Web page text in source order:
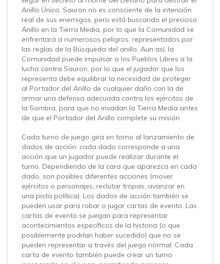
Anillo Único. Sauron no es consciente de la intención
real de sus enemigos, pero está buscando el precioso
Anillo en la Tierra Media, por lo que la Comunidad se
enfrentará a numerosos peligros, representados por
las reglas de la Búsqueda del anillo. Aun así, la
Comunidad puede impulsar a los Pueblos Libres a la
lucha contra Sauron, por lo que el jugador que los
representa debe equilibrar la necesidad de proteger
al Portador del Anillo de cualquier daño con la de
armar una defensa adecuada contra los ejércitos de
la Sombra, para que no invadan la Tierra Media antes
de que el Portador del Anillo complete su misión.
Cada turno de juego gira en torno al lanzamiento de
dados de acción: cada dado corresponde a una
acción que un jugador puede realizar durante el
turno. Dependiendo de la cara que aparezca en cada
dado, son posibles diferentes acciones (mover
ejércitos o personajes, reclutar tropas, avanzar en
una pista política). Los dados de acción también se
pueden usar para robar o jugar cartas de evento. Las
cartas de evento se juegan para representar
acontecimientos específicos de la historia (o que
posiblemente podrían haber sucedido) que no se
pueden representar a través del juego normal. Cada
carta de evento también puede crear un turno